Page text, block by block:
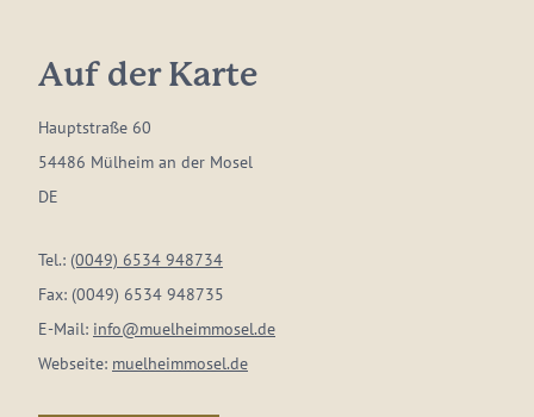
Auf der Karte
Hauptstraße 60
54486 Mülheim an der Mosel
DE
Tel.: (0049) 6534 948734
Fax: (0049) 6534 948735
E-Mail: info@muelheimmosel.de
Webseite: muelheimmosel.de